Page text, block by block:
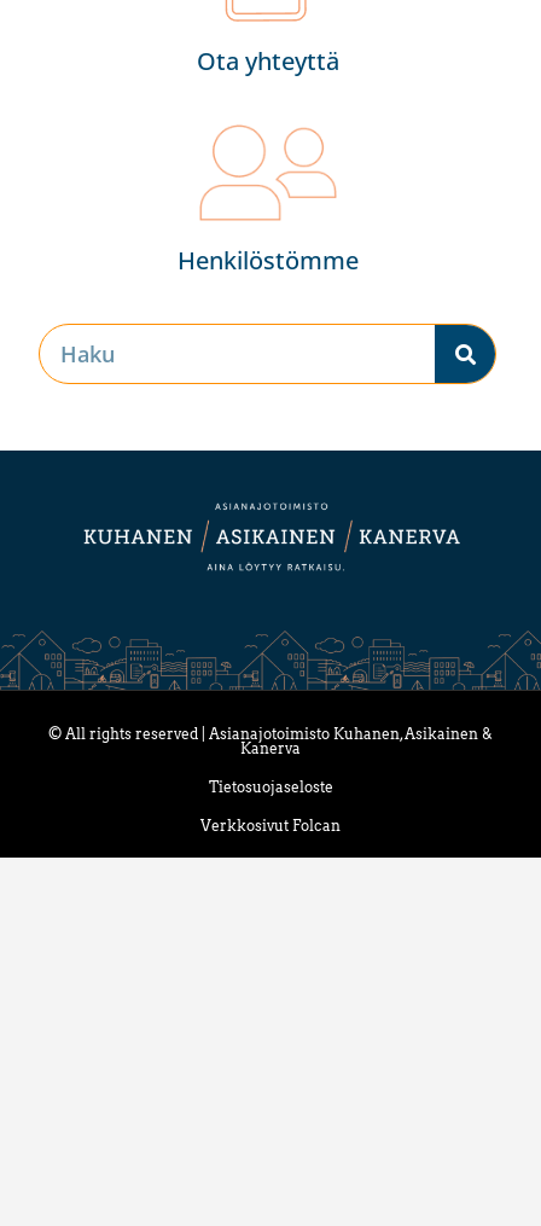
Ota yhteyttä
Henkilöstömme
© All rights reserved | Asianajotoimisto Kuhanen, Asikainen &
Kanerva
Tietosuojaseloste
Verkkosivut Folcan